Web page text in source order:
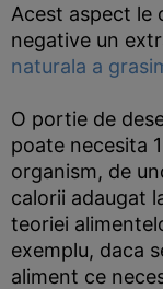
Acest aspect le
negative un
naturala a
O portie de
poate necesita
organism, de
calorii adaugat
teoriei
exemplu, daca
aliment ce